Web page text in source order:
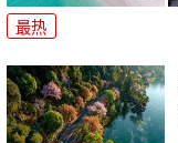
最热